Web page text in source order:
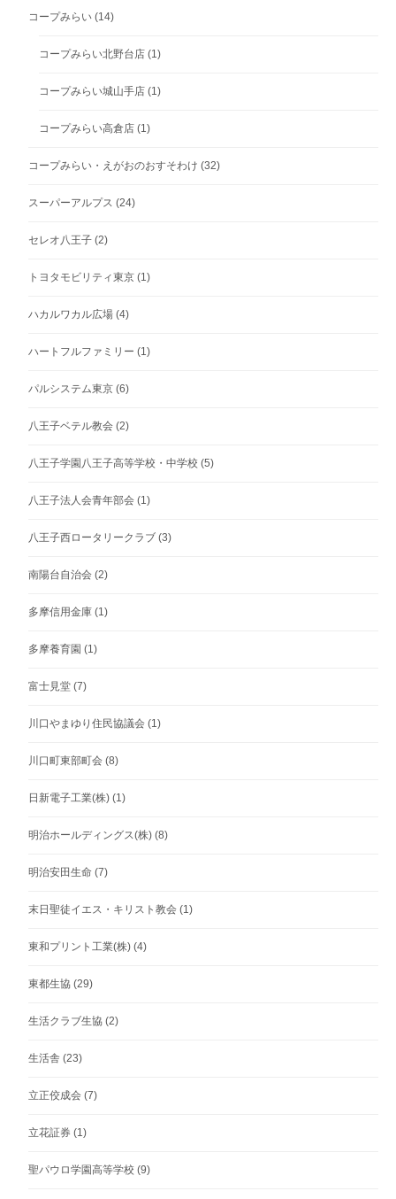
コープみらい (14)
コープみらい北野台店 (1)
コープみらい城山手店 (1)
コープみらい高倉店 (1)
コープみらい・えがおのおすそわけ (32)
スーパーアルプス (24)
セレオ八王子 (2)
トヨタモビリティ東京 (1)
ハカルワカル広場 (4)
ハートフルファミリー (1)
パルシステム東京 (6)
八王子ベテル教会 (2)
八王子学園八王子高等学校・中学校 (5)
八王子法人会青年部会 (1)
八王子西ロータリークラブ (3)
南陽台自治会 (2)
多摩信用金庫 (1)
多摩養育園 (1)
富士見堂 (7)
川口やまゆり住民協議会 (1)
川口町東部町会 (8)
日新電子工業(株) (1)
明治ホールディングス(株) (8)
明治安田生命 (7)
末日聖徒イエス・キリスト教会 (1)
東和プリント工業(株) (4)
東都生協 (29)
生活クラブ生協 (2)
生活舎 (23)
立正佼成会 (7)
立花証券 (1)
聖パウロ学園高等学校 (9)